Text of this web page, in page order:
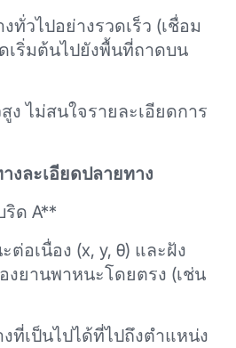
ทั่วไปอย่างรวดเร็ว (เชื่อม
เริ่มต้นไปยังพื้นที่ถาดบน
ไม่สนใจรายละเอียดการ
งละเอียดปลายทาง
ด A**
อเนื่อง (x, y, θ) และฝัง
งยานพาหนะโดยตรง (เช่น
ที่เป็นไปได้ที่ไปถึงตำแหน่ง